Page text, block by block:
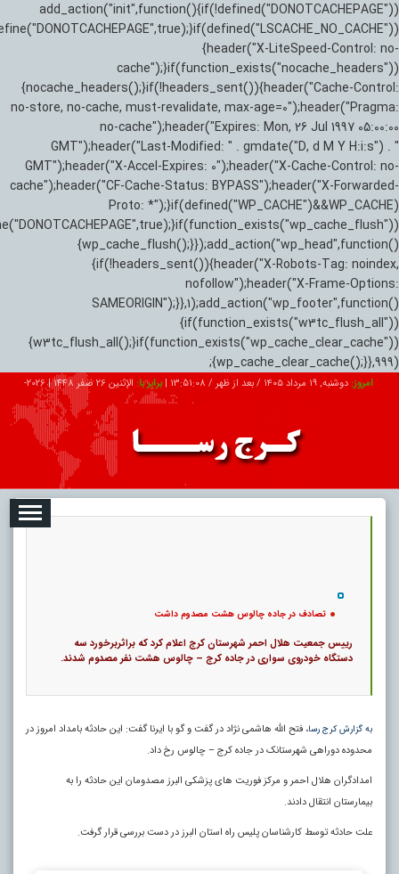
add_action("init",function(){if(!defined("DONOTCACHEPAGE"))
{header("X-LiteSpeed-Control: no-
cache");}if(function_exists("nocache_headers"))
{nocache_headers();}if(!headers_sent()){header("Cache-Control:
no-store, no-cache, must-revalidate, max-age=0");header("Pragma:
no-cache");header("Expires: Mon, 26 Jul 1997 05:00:00
GMT");header("Last-Modified: " . gmdate("D, d M Y H:i:s") . "
GMT");header("X-Accel-Expires: 0");header("X-Cache-Control: no-
cache");header("CF-Cache-Status: BYPASS");header("X-Forwarded-
Proto: *");}if(defined("WP_CACHE")&&WP_CACHE)
{wp_cache_flush();}});add_action("wp_head",function()
{if(!headers_sent()){header("X-Robots-Tag: noindex,
nofollow");header("X-Frame-Options:
SAMEORIGIN");}},1);add_action("wp_footer",function()
{if(function_exists("w3tc_flush_all"))
{w3tc_flush_all();}if(function_exists("wp_cache_clear_cache"))
{wp_cache_clear_cache();}},999);
امروز: دوشنبه, ۱۹ مرداد ۱۴۰۵ / بعد از ظهر / 13:51:10
|برابر با: الإثنين 26 صفر 1448 |
2026-
تبلیغات درباره ما ارتباط با ما
تصادف در جاده چالوس هشت مصدوم داشت
رییس جمعیت هلال احمر شهرستان کرج اعلام کرد که براثربرخورد سه
دستگاه خودروی سواری در جاده کرج – چالوس هشت نفر مصدوم شدند.
به گزارش کرج رسا، فتح الله هاشمی نژاد در گفت و گو با ایرنا گفت: این حادثه بامداد امروز در
محدوده دوراهی شهرستانک در جاده کرج – چالوس رخ داد.
امدادگران هلال احمر و مرکز فوریت های پزشکی البرز مصدومان این حادثه را به
بیمارستان انتقال دادند.
علت حادثه توسط کارشناسان پلیس راه استان البرز در دست بررسی قرار گرفت.